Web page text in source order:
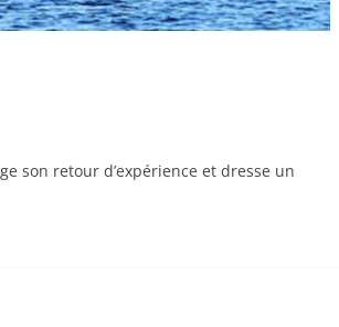
son retour d’expérience et dresse un